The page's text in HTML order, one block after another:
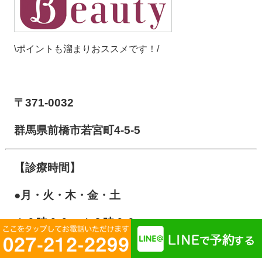
\ポイントも溜まりおススメです！/
〒371-0032
群馬県前橋市若宮町4-5-5
【診療時間】
●月・火・木・金・土
１０時００～１３時００
１５時００～２０時００